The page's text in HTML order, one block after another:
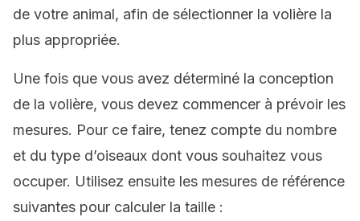
de votre animal, afin de sélectionner la volière la
plus appropriée.
Une fois que vous avez déterminé la conception
de la volière, vous devez commencer à prévoir les
mesures. Pour ce faire, tenez compte du nombre
et du type d’oiseaux dont vous souhaitez vous
occuper. Utilisez ensuite les mesures de référence
suivantes pour calculer la taille :